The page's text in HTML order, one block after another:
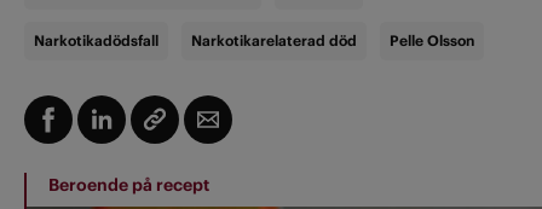
Narkotikadödsfall Narkotikarelaterad död Pelle Olsson
Beroende på recept